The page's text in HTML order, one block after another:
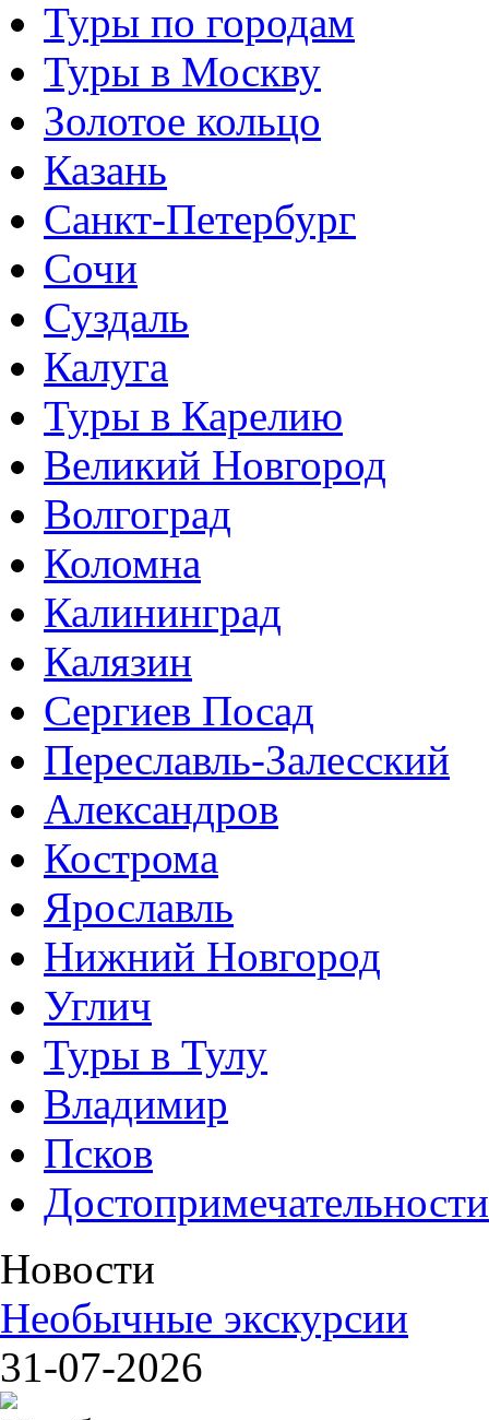
Туры по городам
Туры в Москву
Золотое кольцо
Казань
Санкт-Петербург
Сочи
Суздаль
Калуга
Туры в Карелию
Великий Новгород
Волгоград
Коломна
Калининград
Калязин
Сергиев Посад
Переславль-Залесский
Александров
Кострома
Ярославль
Нижний Новгород
Углич
Туры в Тулу
Владимир
Псков
Достопримечательности
Новости
Необычные экскурсии
31-07-2026